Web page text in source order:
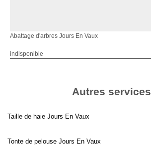
Abattage d'arbres Jours En Vaux
indisponible
Autres services
Taille de haie Jours En Vaux
Tonte de pelouse Jours En Vaux